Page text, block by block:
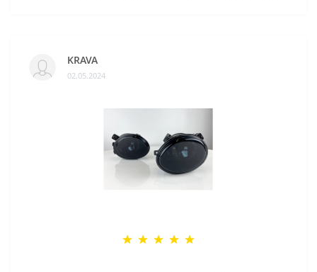
KRAVA
02.05.2024